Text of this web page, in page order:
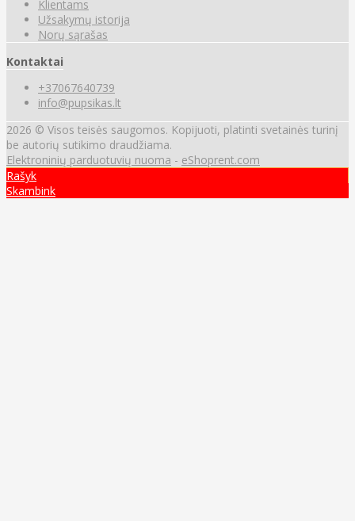
Klientams
Užsakymų istorija
Norų sąrašas
Kontaktai
+37067640739
info@pupsikas.lt
2026 © Visos teisės saugomos. Kopijuoti, platinti svetainės turinį
be autorių sutikimo draudžiama.
Elektroninių parduotuvių nuoma - eShoprent.com
Rašyk
Skambink